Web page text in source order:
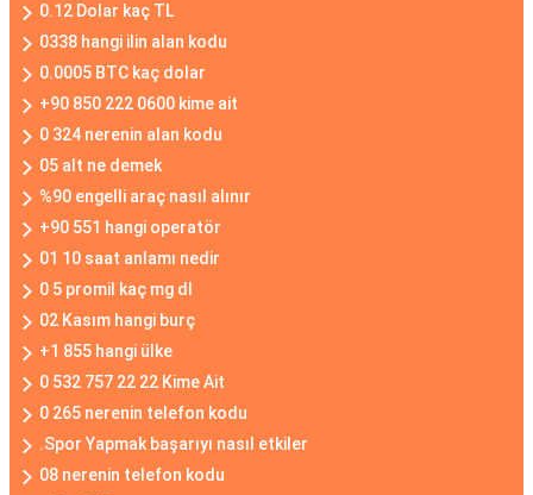
0.12 Dolar kaç TL
0338 hangi ilin alan kodu
0.0005 BTC kaç dolar
+90 850 222 0600 kime ait
0 324 nerenin alan kodu
05 alt ne demek
%90 engelli araç nasıl alınır
+90 551 hangi operatör
01 10 saat anlamı nedir
0 5 promil kaç mg dl
02 Kasım hangi burç
+1 855 hangi ülke
0 532 757 22 22 Kime Ait
0 265 nerenin telefon kodu
.Spor Yapmak başarıyı nasıl etkiler
08 nerenin telefon kodu